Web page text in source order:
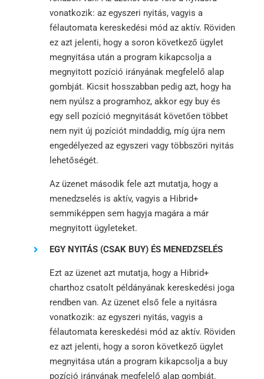
vonatkozik: az egyszeri nyitás, vagyis a
félautomata kereskedési mód az aktív. Röviden
ez azt jelenti, hogy a soron következő ügylet
megnyitása után a program kikapcsolja a
megnyitott pozíció irányának megfelelő alap
gombját. Kicsit hosszabban pedig azt, hogy ha
nem nyúlsz a programhoz, akkor egy buy és
egy sell pozíció megnyitását követően többet
nem nyit új pozíciót mindaddig, míg újra nem
engedélyezed az egyszeri vagy többszöri nyitás
lehetőségét.
Az üzenet második fele azt mutatja, hogy a
menedzselés is aktív, vagyis a Hibrid+
semmiképpen sem hagyja magára a már
megnyitott ügyleteket.
EGY NYITÁS (CSAK BUY) ÉS MENEDZSELÉS
Ezt az üzenet azt mutatja, hogy a Hibrid+
charthoz csatolt példányának kereskedési joga
rendben van. Az üzenet első fele a nyitásra
vonatkozik: az egyszeri nyitás, vagyis a
félautomata kereskedési mód az aktív. Röviden
ez azt jelenti, hogy a soron következő ügylet
megnyitása után a program kikapcsolja a buy
pozíció irányának megfelelő alap gombját.